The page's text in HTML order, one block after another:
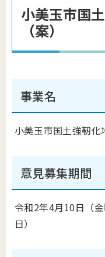
小美玉市国
（案）
事業名
小美玉市国土強靭化
意見募集期間
令和2年4月10日（金
日）